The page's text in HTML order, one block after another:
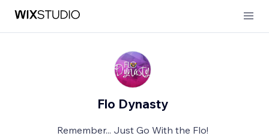
Flo Dynasty
Remember... Just Go With the Flo!